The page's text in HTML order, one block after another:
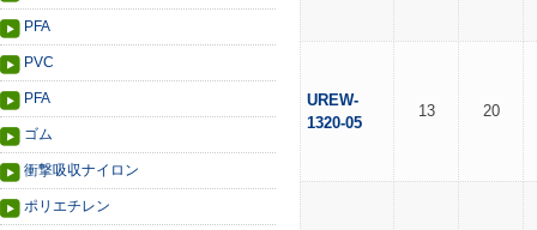
PFA
PVC
PFA
ゴム
衝撃吸収ナイロン
ポリエチレン
UREW-
1320-05
13 20